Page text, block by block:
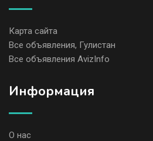
Карта сайта
Все объявления, Гулистан
Все объявления AvizInfo
Информация
О нас